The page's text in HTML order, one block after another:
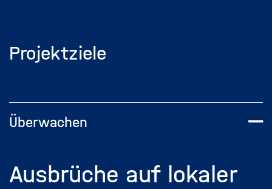
Projektziele
Überwachen
Ausbrüche auf lokaler